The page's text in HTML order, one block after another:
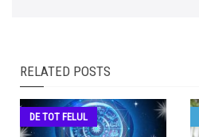
RELATED POSTS
DE TOT FELUL